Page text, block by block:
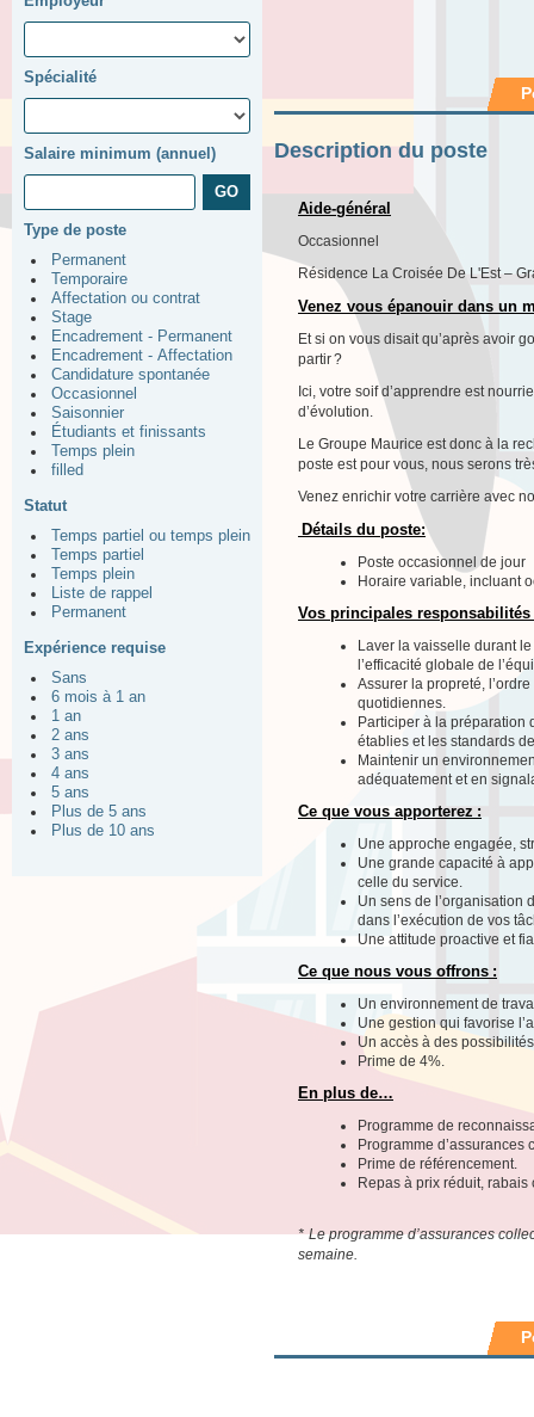
Spécialité
Salaire minimum (annuel)
Type de poste
Permanent
Temporaire
Affectation ou contrat
Stage
Encadrement - Permanent
Encadrement - Affectation
Candidature spontanée
Occasionnel
Saisonnier
Étudiants et finissants
Temps plein
filled
Statut
Temps partiel ou temps plein
Temps partiel
Temps plein
Liste de rappel
Permanent
Expérience requise
Sans
6 mois à 1 an
1 an
2 ans
3 ans
4 ans
5 ans
Plus de 5 ans
Plus de 10 ans
Description du poste
Aide-général
Occasionnel
Résidence La Croisée De L'Est –
Venez vous épanouir dans un
Et si on vous disait qu’après avoir
partir ?
Ici, votre soif d’apprendre est
d’évolution.
Le Groupe Maurice est donc à la
poste est pour vous, nous serons
Venez enrichir votre carrière avec
Détails du poste:
Poste occasionnel de jour
Horaire variable, incluant
Vos principales responsabilités
Laver la vaisselle durant
l’efficacité globale de
Assurer la propreté,
quotidiennes.
Participer à la préparation
établies et les standards
Maintenir un
adéquatement et en
Ce que vous apporterez :
Une approche engagée,
Une grande capacité à
celle du service.
Un sens de l’organisation
dans l’exécution de vos
Une attitude proactive et
Ce que nous vous offrons :
Un environnement de
Une gestion qui favorise
Un accès à des
Prime de 4%.
En plus de…
Programme de
Programme
Prime de référencement.
Repas à prix réduit, rabais
* Le programme d’assurances
semaine.